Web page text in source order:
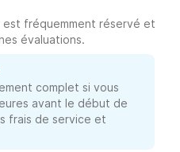
fréquemment réservé et
évaluations.
complet si vous
avant le début de
frais de service et